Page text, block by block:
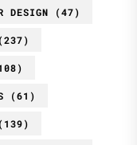
DESIGN (47)
(61)